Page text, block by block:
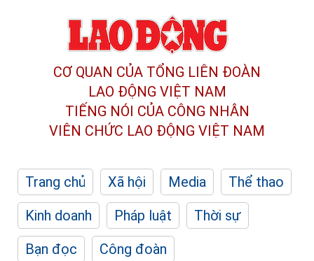
CƠ QUAN CỦA TỔNG LIÊN ĐOÀN
LAO ĐỘNG VIỆT NAM
TIẾNG NÓI CỦA CÔNG NHÂN
VIÊN CHỨC LAO ĐỘNG VIỆT NAM
Trang chủ Xã hội Media
Thể thao
Kinh doanh
Pháp luật
Thời sự
Bạn đọc
Công đoàn